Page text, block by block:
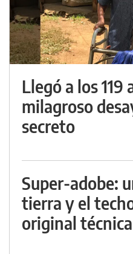
Llegó a los 119
milagroso
secreto
Super-adobe:
tierra y el
original